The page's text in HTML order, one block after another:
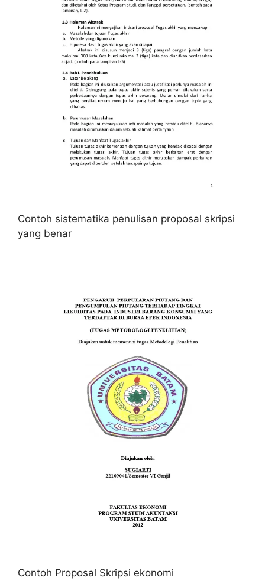
Contoh sistematika penulisan proposal skripsi
yang benar
Contoh Proposal Skripsi ekonomi